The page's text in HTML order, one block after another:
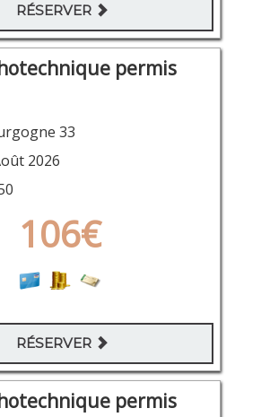
RÉSERVER
permis
33
2026
106€
RÉSERVER
permis